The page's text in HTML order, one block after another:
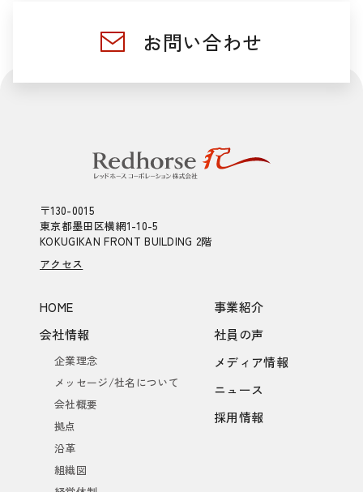
お問い合わせ
〒130-0015
東京都墨田区横網1-10-5
KOKUGIKAN FRONT BUILDING 2階
アクセス
HOME
会社情報
企業理念
メッセージ/社名について
会社概要
拠点
沿革
組織図
事業紹介
社員の声
メディア情報
ニュース
採用情報